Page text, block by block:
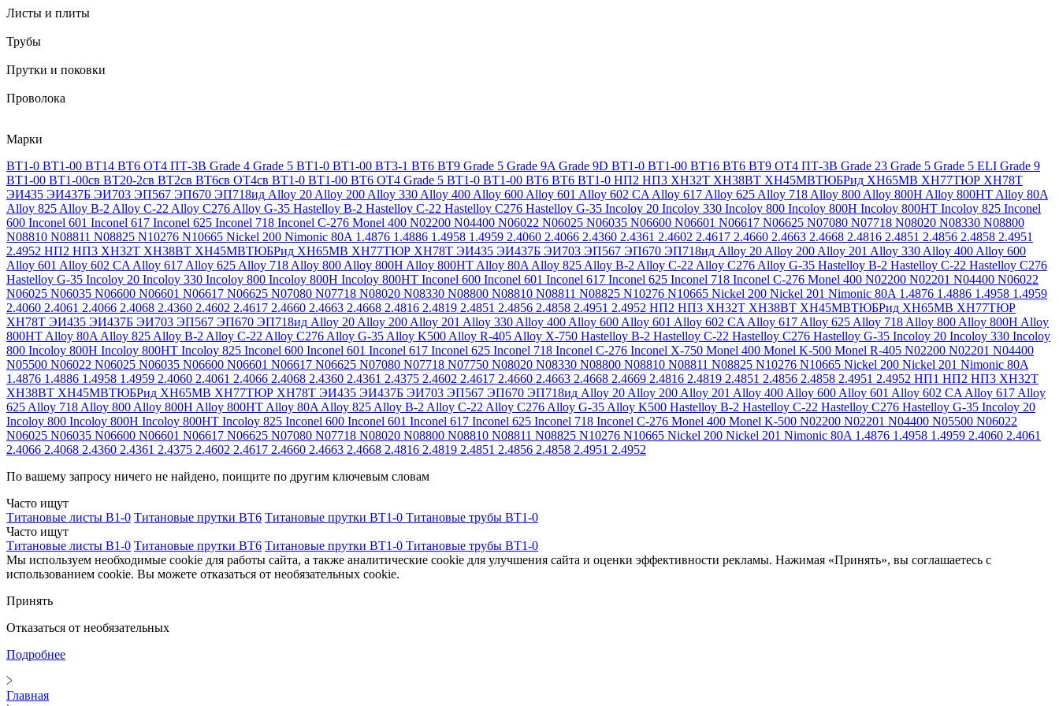
Листы и плиты
Трубы
Прутки и поковки
Проволока
Марки
ВТ1-0 ВТ1-00 ВТ14 ВТ6 ОТ4 ПТ-3В Grade 4 Grade 5 ВТ1-0 ВТ1-00 ВТ3-1 ВТ6 ВТ9 Grade 5 Grade 9A Grade 9D ВТ1-0 ВТ1-00 ВТ16 ВТ6 ВТ9 ОТ4 ПТ-3В Grade 23 Grade 5 Grade 5 ELI Grade 9
ВТ1-00 ВТ1-00св ВТ20-2св ВТ2св ВТ6св ОТ4св ВТ1-0 ВТ1-00 ВТ6 ОТ4 Grade 5 ВТ1-0 ВТ1-00 ВТ6 ВТ6 ВТ1-0 НП2 НП3 ХН32Т ХН38ВТ ХН45МВТЮБРид ХН65МВ ХН77ТЮР ХН78Т
ЭИ435 ЭИ437Б ЭИ703 ЭП567 ЭП670 ЭП718ид Alloy 20 Alloy 200 Alloy 330 Alloy 400 Alloy 600 Alloy 601 Alloy 602 CA Alloy 617 Alloy 625 Alloy 718 Alloy 800 Alloy 800H Alloy 800HT Alloy 80A
Alloy 825 Alloy B-2 Alloy C-22 Alloy C276 Alloy G-35 Hastelloy B-2 Hastelloy C-22 Hastelloy C276 Hastelloy G-35 Incoloy 20 Incoloy 330 Incoloy 800 Incoloy 800H Incoloy 800HT Incoloy 825 Inconel
600 Inconel 601 Inconel 617 Inconel 625 Inconel 718 Inconel C-276 Monel 400 N02200 N04400 N06022 N06025 N06035 N06600 N06601 N06617 N06625 N07080 N07718 N08020 N08330 N08800
N08810 N08811 N08825 N10276 N10665 Nickel 200 Nimonic 80A 1.4876 1.4886 1.4958 1.4959 2.4060 2.4066 2.4360 2.4361 2.4602 2.4617 2.4660 2.4663 2.4668 2.4816 2.4851 2.4856 2.4858 2.4951
2.4952 НП2 НП3 ХН32Т ХН38ВТ ХН45МВТЮБРид ХН65МВ ХН77ТЮР ХН78Т ЭИ435 ЭИ437Б ЭИ703 ЭП567 ЭП670 ЭП718ид Alloy 20 Alloy 200 Alloy 201 Alloy 330 Alloy 400 Alloy 600
Alloy 601 Alloy 602 CA Alloy 617 Alloy 625 Alloy 718 Alloy 800 Alloy 800H Alloy 800HT Alloy 80A Alloy 825 Alloy B-2 Alloy C-22 Alloy C276 Alloy G-35 Hastelloy B-2 Hastelloy C-22 Hastelloy C276
Hastelloy G-35 Incoloy 20 Incoloy 330 Incoloy 800 Incoloy 800H Incoloy 800HT Inconel 600 Inconel 601 Inconel 617 Inconel 625 Inconel 718 Inconel C-276 Monel 400 N02200 N02201 N04400 N06022
N06025 N06035 N06600 N06601 N06617 N06625 N07080 N07718 N08020 N08330 N08800 N08810 N08811 N08825 N10276 N10665 Nickel 200 Nickel 201 Nimonic 80A 1.4876 1.4886 1.4958 1.4959
2.4060 2.4061 2.4066 2.4068 2.4360 2.4602 2.4617 2.4660 2.4663 2.4668 2.4816 2.4819 2.4851 2.4856 2.4858 2.4951 2.4952 НП2 НП3 ХН32Т ХН38ВТ ХН45МВТЮБРид ХН65МВ ХН77ТЮР
ХН78Т ЭИ435 ЭИ437Б ЭИ703 ЭП567 ЭП670 ЭП718ид Alloy 20 Alloy 200 Alloy 201 Alloy 330 Alloy 400 Alloy 600 Alloy 601 Alloy 602 CA Alloy 617 Alloy 625 Alloy 718 Alloy 800 Alloy 800H Alloy
800HT Alloy 80A Alloy 825 Alloy B-2 Alloy C-22 Alloy C276 Alloy G-35 Alloy K500 Alloy R-405 Alloy X-750 Hastelloy B-2 Hastelloy C-22 Hastelloy C276 Hastelloy G-35 Incoloy 20 Incoloy 330 Incoloy
800 Incoloy 800H Incoloy 800HT Incoloy 825 Inconel 600 Inconel 601 Inconel 617 Inconel 625 Inconel 718 Inconel C-276 Inconel X-750 Monel 400 Monel K-500 Monel R-405 N02200 N02201 N04400
N05500 N06022 N06025 N06035 N06600 N06601 N06617 N06625 N07080 N07718 N07750 N08020 N08330 N08800 N08810 N08811 N08825 N10276 N10665 Nickel 200 Nickel 201 Nimonic 80A
1.4876 1.4886 1.4958 1.4959 2.4060 2.4061 2.4066 2.4068 2.4360 2.4361 2.4375 2.4602 2.4617 2.4660 2.4663 2.4668 2.4669 2.4816 2.4819 2.4851 2.4856 2.4858 2.4951 2.4952 НП1 НП2 НП3 ХН32Т
ХН38ВТ ХН45МВТЮБРид ХН65МВ ХН77ТЮР ХН78Т ЭИ435 ЭИ437Б ЭИ703 ЭП567 ЭП670 ЭП718ид Alloy 20 Alloy 200 Alloy 201 Alloy 400 Alloy 600 Alloy 601 Alloy 602 CA Alloy 617 Alloy
625 Alloy 718 Alloy 800 Alloy 800H Alloy 800HT Alloy 80A Alloy 825 Alloy B-2 Alloy C-22 Alloy C276 Alloy G-35 Alloy K500 Hastelloy B-2 Hastelloy C-22 Hastelloy C276 Hastelloy G-35 Incoloy 20
Incoloy 800 Incoloy 800H Incoloy 800HT Incoloy 825 Inconel 600 Inconel 601 Inconel 617 Inconel 625 Inconel 718 Inconel C-276 Monel 400 Monel K-500 N02200 N02201 N04400 N05500 N06022
N06025 N06035 N06600 N06601 N06617 N06625 N07080 N07718 N08020 N08800 N08810 N08811 N08825 N10276 N10665 Nickel 200 Nickel 201 Nimonic 80A 1.4876 1.4958 1.4959 2.4060 2.4061
2.4066 2.4068 2.4360 2.4361 2.4375 2.4602 2.4617 2.4660 2.4663 2.4668 2.4816 2.4819 2.4851 2.4856 2.4858 2.4951 2.4952
По вашему запросу ничего не найдено, поищите по другим ключевым словам
Часто ищут
Титановые листы В1-0 Титановые прутки ВТ6 Титановые прутки ВТ1-0 Титановые трубы ВТ1-0
Часто ищут
Титановые листы В1-0 Титановые прутки ВТ6 Титановые прутки ВТ1-0 Титановые трубы ВТ1-0
Мы используем необходимые cookie для работы сайта, а также аналитические cookie для улучшения сайта и оценки эффективности рекламы. Нажимая «Принять», вы соглашаетесь с
использованием cookie. Вы можете отказаться от необязательных cookie.
Принять
Отказаться от необязательных
Подробнее
Главная